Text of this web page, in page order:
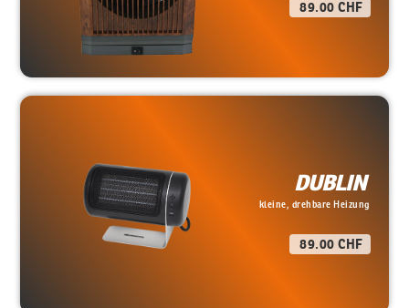
89.00 CHF
DUBLIN
kleine, drehbare Heizung
89.00 CHF